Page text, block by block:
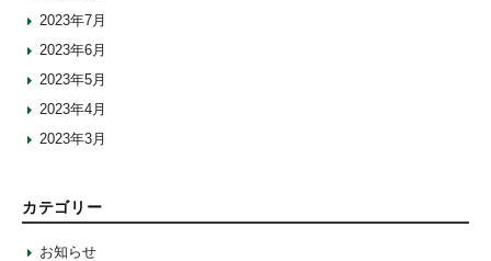
2023年7月
2023年6月
2023年5月
2023年4月
2023年3月
カテゴリー
お知らせ